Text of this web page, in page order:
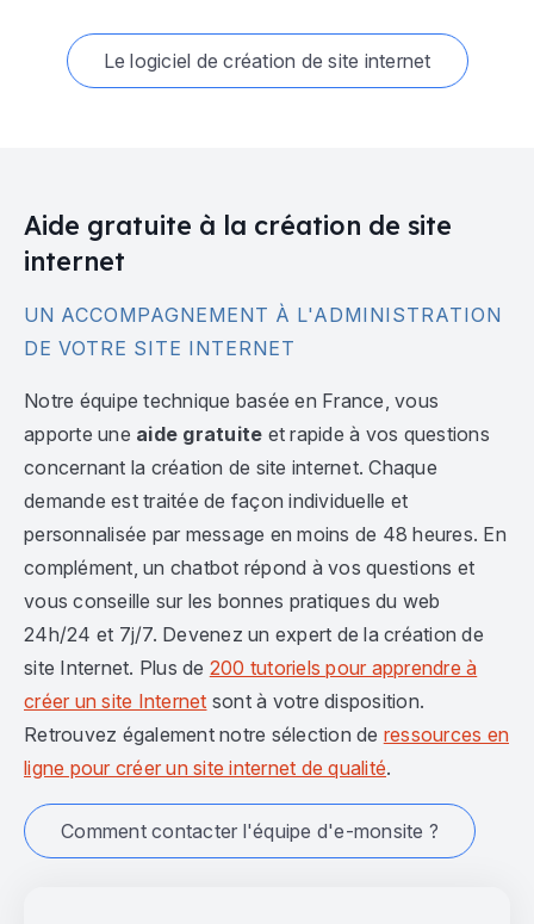
Le logiciel de création de site internet
Aide gratuite à la création de site
internet
UN ACCOMPAGNEMENT À L'ADMINISTRATION
DE VOTRE SITE INTERNET
Notre équipe technique basée en France, vous
apporte une aide gratuite et rapide à vos questions
concernant la création de site internet. Chaque
demande est traitée de façon individuelle et
personnalisée par message en moins de 48 heures. En
complément, un chatbot répond à vos questions et
vous conseille sur les bonnes pratiques du web
24h/24 et 7j/7. Devenez un expert de la création de
site Internet. Plus de 200 tutoriels pour apprendre à
créer un site Internet sont à votre disposition.
Retrouvez également notre sélection de ressources en
ligne pour créer un site internet de qualité.
Comment contacter l'équipe d'e-monsite ?